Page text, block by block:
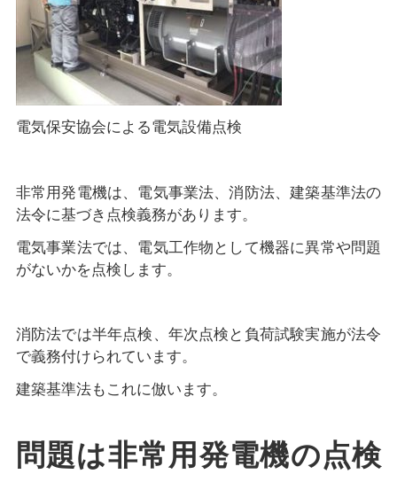
電気保安協会による電気設備点検
非常用発電機は、電気事業法、消防法、建築基準法の
法令に基づき点検義務があります。
電気事業法では、電気工作物として機器に異常や問題
がないかを点検します。
消防法では半年点検、年次点検と負荷試験実施が法令
で義務付けられています。
建築基準法もこれに倣います。
問題は非常用発電機の点検